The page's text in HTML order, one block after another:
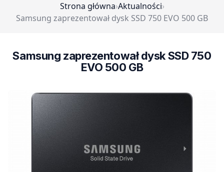
Strona główna›Aktualności›
Samsung zaprezentował dysk SSD 750 EVO 500 GB
Samsung zaprezentował dysk SSD 750
EVO 500 GB